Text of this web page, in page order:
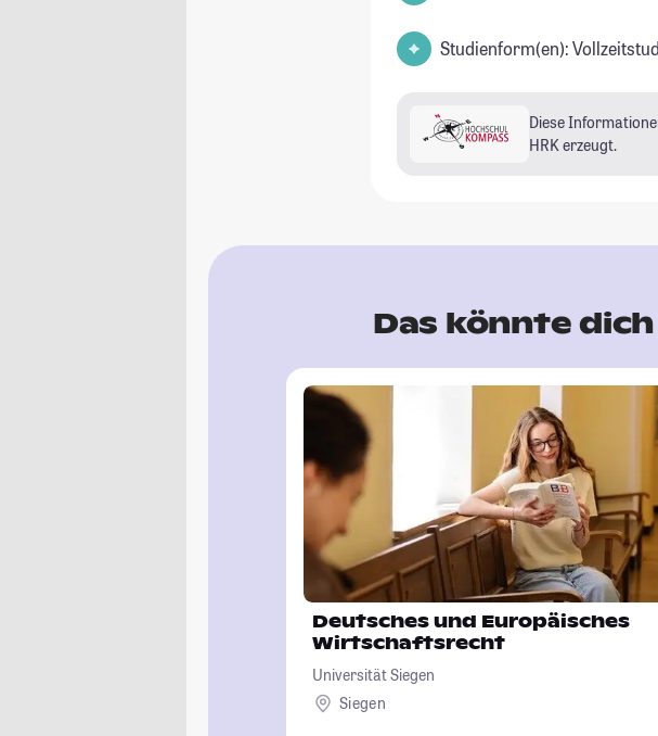
Studienform(en):
Diese
HRK erzeugt.
Das könnte
Deutsches und Europäisches
Wirtschaftsrecht
Universität Siegen
Siegen